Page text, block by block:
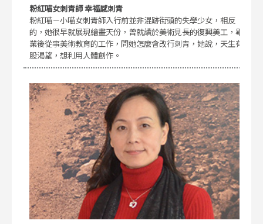
粉紅喵女刺青師 幸福感刺青
粉紅喵－小喵女刺青師入行前並非混跡街頭的失學少女，相反
的，她很早就展現繪畫天份，曾就讀於美術見長的復興美工，畢
業後從事美術教育的工作，問她怎麼會改行刺青，她說，天生有
股渴望，想利用人體創作。